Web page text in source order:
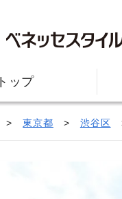
トップ
東京都 渋谷区